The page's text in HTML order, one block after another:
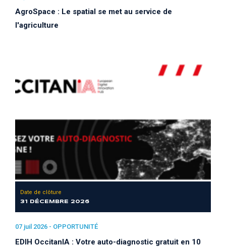
AgroSpace : Le spatial se met au service de
l'agriculture
Date de clôture
31 DÉCEMBRE 2026
07 juil 2026 - OPPORTUNITÉ
EDIH OccitanIA : Votre auto-diagnostic gratuit en 10